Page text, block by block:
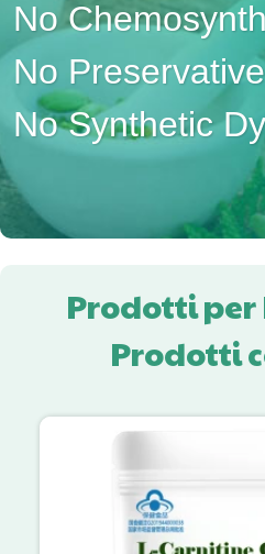
No
No
No Synthetic
Prodotti
Prodotti